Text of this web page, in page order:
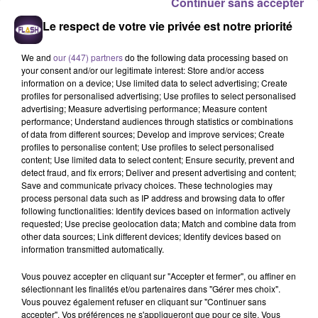
candidats | Flash FM
0:00 9 min 45 sec
10 mars 2026 - 9 min 45 sec
MUNICIPALES 2026 À LIMOGES : ALBIN FREYCHET PRÉSENTE SON
PROJET POUR LA VILLE | FLASH FM
Dans cet épisode de la série spéciale consacrée aux
élections municipales 2026 à Limoges ,Flash FMreçoit
Albin Freychet, candidat duRassemblement Nationalà la
mairie de Limoges, et à la tête d'une liste baptisé "Limoges
Au cours de cette interview d’une dizaine de minutes, il
présente les grandes orientations de son projet pour la ville
Le respect de votre vie privée est notre priorité
We and our (447) partnersdo the following data processing based on
your consent and/or our legitimate interest: Store and/or access
information on a device; Use limited data to select advertising; Create
profiles for personalised advertising; Use profiles to select personalised
advertising; Measure advertising performance; Measure content
performance; Understand audiences through statistics or combinations
of data from different sources; Develop and improve services; Create
profiles to personalise content; Use profiles to select personalised
content; Use limited data to select content; Ensure security, prevent and
detect fraud, and fix errors; Deliver and present advertising and content;
Save and communicate privacy choices. These technologies may
process personal data such as IP address and browsing data to offer
following functionalities: Identify devices based on information actively
requested; Use precise geolocation data; Match and combine data from
other data sources; Link different devices; Identify devices based on
information transmitted automatically.
Vous pouvez accepter en cliquant sur "Accepter et fermer", ou affiner en
sélectionnant les finalités et/ou partenaires dans "Gérer mes choix".
Vous pouvez également refuser en cliquant sur "Continuer sans
accepter". Vos préférences ne s'appliqueront que pour ce site. Vous